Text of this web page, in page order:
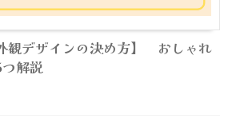
観デザインの決め方】 おしゃれ
解説